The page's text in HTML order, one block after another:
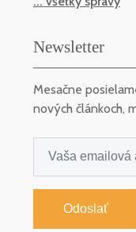
Newsletter
Mesačne
nových článkoch,
Odoslať